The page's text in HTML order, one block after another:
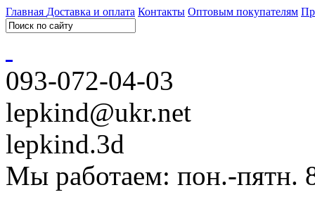
Главная Доставка и оплата Контакты Оптовым покупателям
093-072-04-03
lepkind@ukr.net
lepkind.3d
Мы работаем: пон.-пятн.